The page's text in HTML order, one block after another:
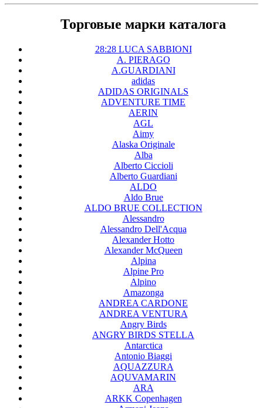
Торговые марки каталога
28:28 LUCA SABBIONI
A. PIERAGO
A.GUARDIANI
adidas
ADIDAS ORIGINALS
ADVENTURE TIME
AERIN
AGL
Aimy
Alaska Originale
Alba
Alberto Ciccioli
Alberto Guardiani
ALDO
Aldo Brue
ALDO BRUE COLLECTION
Alessandro
Alessandro Dell'Acqua
Alexander Hotto
Alexander McQueen
Alpina
Alpine Pro
Alpino
Amazonga
ANDREA CARDONE
ANDREA VENTURA
Angry Birds
ANGRY BIRDS STELLA
Antarctica
Antonio Biaggi
AQUAZZURA
AQUVAMARIN
ARA
ARKK Copenhagen